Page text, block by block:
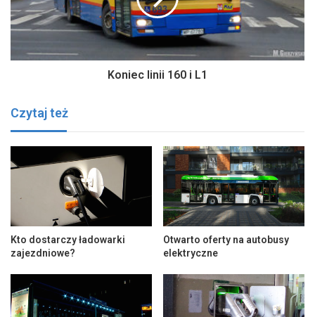
Koniec linii 160 i L1
Czytaj też
Kto dostarczy ładowarki
zajezdniowe?
Otwarto oferty na autobusy
elektryczne